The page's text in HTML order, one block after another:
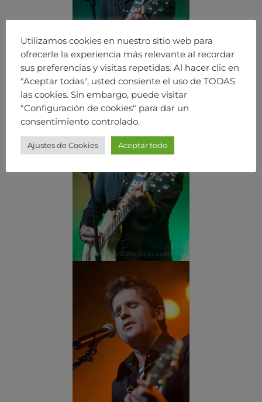
Utilizamos cookies en nuestro sitio web para
ofrecerle la experiencia más relevante al recordar
sus preferencias y visitas repetidas. Al hacer clic en
"Aceptar todas", usted consiente el uso de TODAS
las cookies. Sin embargo, puede visitar
"Configuración de cookies" para dar un
consentimiento controlado.
Ajustes de Cookies Aceptar todo